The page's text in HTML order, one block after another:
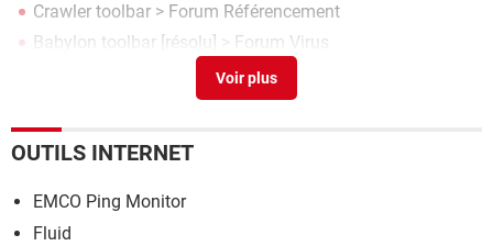
Crawler toolbar > Forum Référencement
Babylon toolbar [résolu] > Forum Virus
>Forum Virus
OUTILS INTERNET
EMCO Ping Monitor
Fluid